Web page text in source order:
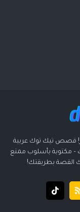
قصص تيك توك عربية
– مكتوبة بأسلوب ممتع
القصة بطريقتك!